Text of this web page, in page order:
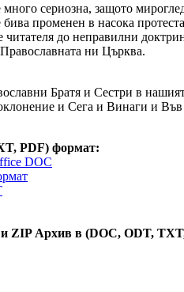
сериознa, защото
променен в насока
до неправилни
ни Църква.
Братя и Сестри в
и Сега и Винаги и
PDF) формат:
DOC
ZIP Архив в (DOC, ODT,